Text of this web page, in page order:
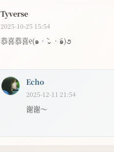
Tyverse
2025-10-25 15:54
恭喜恭喜୧(๑•̀⌄•́๑)૭
Echo
2025-12-11 21:54
谢谢～